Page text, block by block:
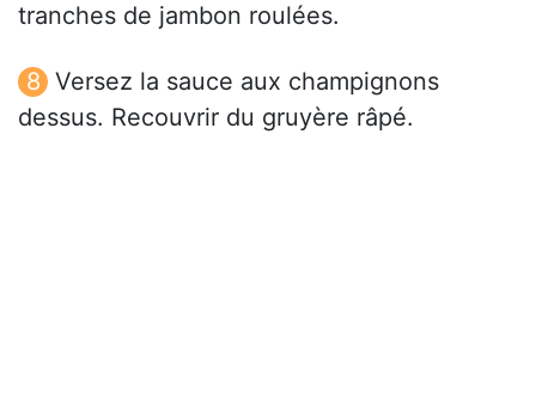
tranches de jambon roulées.
Versez la sauce aux champignons
dessus. Recouvrir du gruyère râpé.